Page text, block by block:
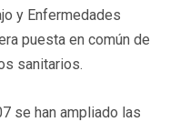
y Enfermedades
puesta en común de
sanitarios.
se han ampliado las